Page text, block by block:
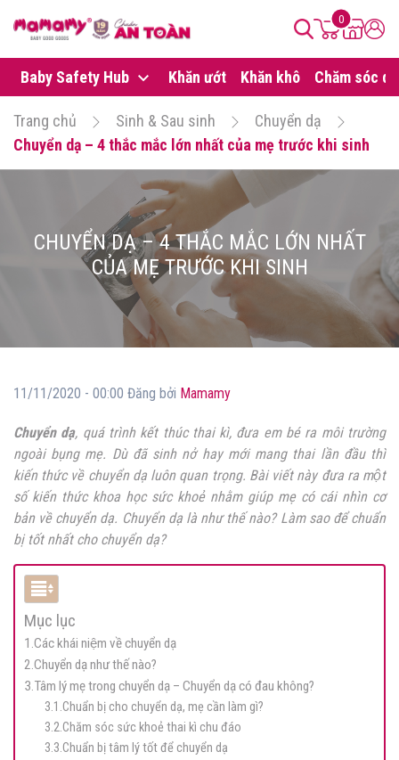
0
Baby Safety Hub Khăn ướt Khăn khô Chăm sóc da
Trang chủ Sinh & Sau sinh
Chuyển dạ
Chuyển dạ – 4 thắc mắc lớn nhất của mẹ trước khi sinh
CHUYỂN DẠ – 4 THẮC MẮC LỚN NHẤT
CỦA MẸ TRƯỚC KHI SINH
11/11/2020 - 00:00 Đăng bởi Mamamy
Chuyển dạ, quá trình kết thúc thai kì, đưa em bé ra môi trường
ngoài bụng mẹ. Dù đã sinh nở hay mới mang thai lần đầu thì
kiến thức về chuyển dạ luôn quan trọng. Bài viết này đưa ra một
số kiến thức khoa học sức khoẻ nhằm giúp mẹ có cái nhìn cơ
bản về chuyển dạ. Chuyển dạ là như thế nào? Làm sao để chuẩn
bị tốt nhất cho chuyển dạ?
Mục lục
1.Các khái niệm về chuyển dạ
2.Chuyển dạ như thế nào?
3.Tâm lý mẹ trong chuyển dạ – Chuyển dạ có đau không?
3.1.Chuẩn bị cho chuyển dạ, mẹ cần làm gì?
3.2.Chăm sóc sức khoẻ thai kì chu đáo
3.3.Chuẩn bị tâm lý tốt để chuyển dạ